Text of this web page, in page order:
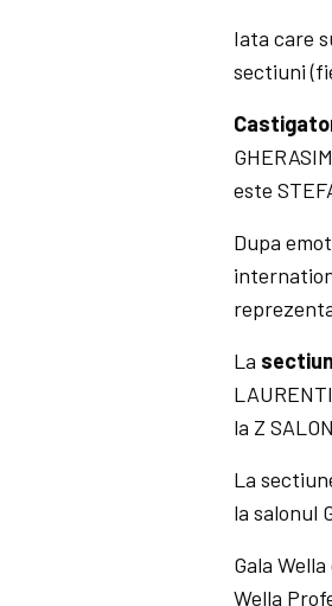
Iata care
sectiuni
este
Dupa
La
la Z
La
la salonul
Gala
Wella